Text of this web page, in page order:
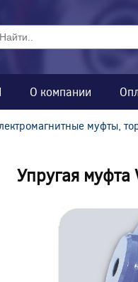
О компании
муфты,
Упругая муфта